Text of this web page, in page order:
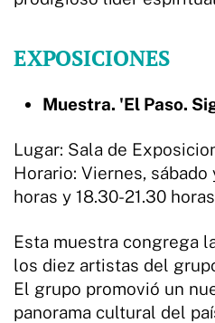
EXPOSICIONES
Muestra. 'El Paso.
Lugar: Sala de
Horario: Viernes, sábado
horas y 18.30-21.30
Esta muestra congrega
los diez artistas del
El grupo promovió un
panorama cultural del